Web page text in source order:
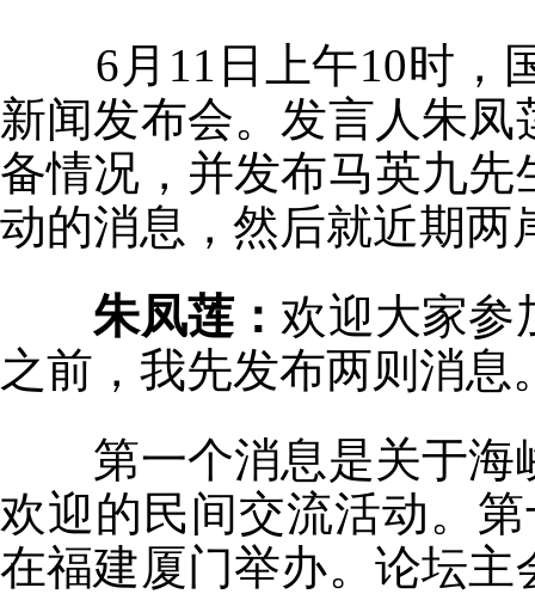
6月11日上午10时，
新闻发布会。发言人朱
备情况，并发布马英九
动的消息，然后就近期两
朱凤莲： 欢迎大家参
之前，我先发布两则消息
第一个消息是关于
欢迎的民间交流活动。
在福建厦门举办。论坛